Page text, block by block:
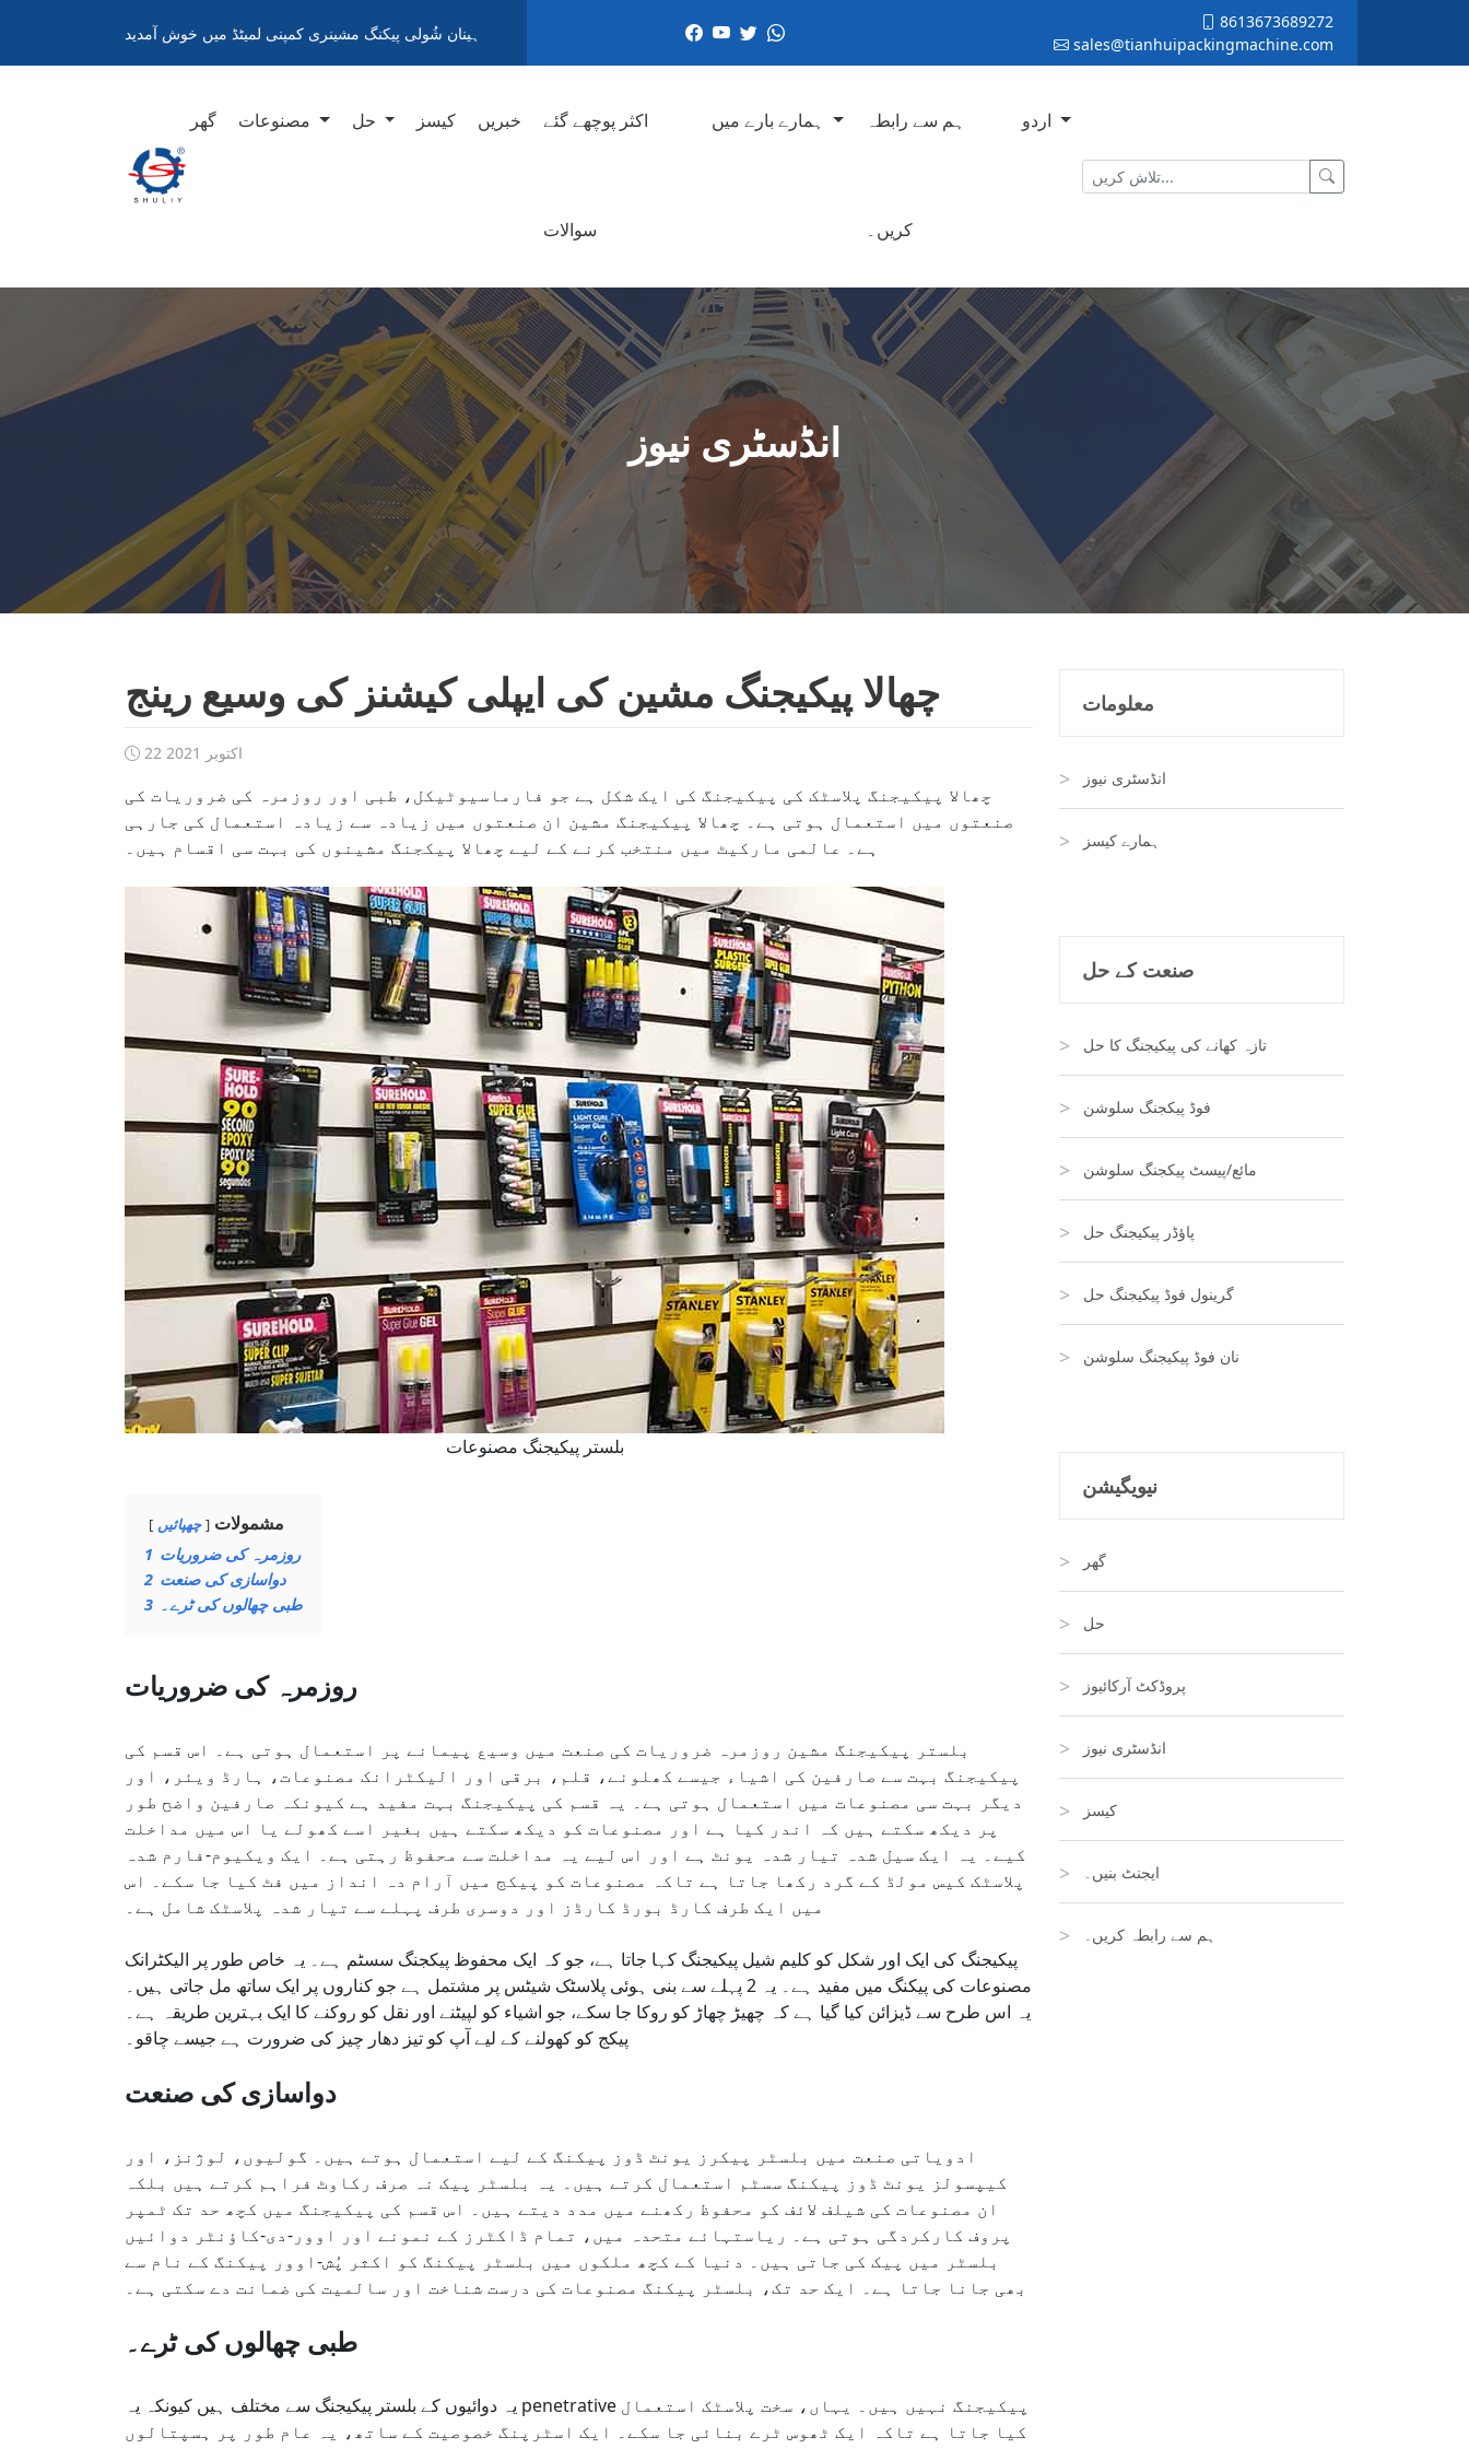
ہینان شُولی پیکنگ مشینری کمپنی لمیٹڈ میں خوش آمدید
8613673689272
sales@tianhuipackingmachine.com
گھر کیسز خبریں اکثر پوچھے گئے
سوالات
ہم سے رابطہ
کریں۔
اردو
انڈسٹری نیوز
چھالا پیکیجنگ مشین کی ایپلی کیشنز کی وسیع رینج
22 اکتوبر 2021
چھالا پیکیجنگ پلاسٹک کی پیکیجنگ کی ایک شکل ہے جو فارماسیوٹیکل، طبی اور روزمرہ کی ضروریات کی
صنعتوں میں استعمال ہوتی ہے۔ چھالا پیکیجنگ مشین ان صنعتوں میں زیادہ سے زیادہ استعمال کی جارہی
ہے۔ عالمی مارکیٹ میں منتخب کرنے کے لیے چھالا پیکجنگ مشینوں کی بہت سی اقسام ہیں۔
بلستر پیکیجنگ مصنوعات
مشمولات چھپائیں
1 روزمرہ کی ضروریات
2 دواسازی کی صنعت
3 طبی چھالوں کی ٹرے۔
روزمرہ کی ضروریات
بلستر پیکیجنگ مشین روزمرہ ضروریات کی صنعت میں وسیع پیمانے پر استعمال ہوتی ہے۔ اس قسم کی
پیکیجنگ بہت سے صارفین کی اشیاء جیسے کھلونے، قلم، برقی اور الیکٹرانک مصنوعات، ہارڈ ویئر، اور
دیگر بہت سی مصنوعات میں استعمال ہوتی ہے۔ یہ قسم کی پیکیجنگ بہت مفید ہے کیونکہ صارفین واضح طور
پر دیکھ سکتے ہیں کہ اندر کیا ہے اور مصنوعات کو دیکھ سکتے ہیں بغیر اسے کھولے یا اس میں مداخلت
کیے۔ یہ ایک سیل شدہ تیار شدہ یونٹ ہے اور اس لیے یہ مداخلت سے محفوظ رہتی ہے۔ ایک ویکیوم-فارم شدہ
پلاسٹک کیس مولڈ کے گرد رکھا جاتا ہے تاکہ مصنوعات کو پیکج میں آرام دہ انداز میں فٹ کیا جا سکے۔ اس
میں ایک طرف کارڈ بورڈ کارڈز اور دوسری طرف پہلے سے تیار شدہ پلاسٹک شامل ہے۔
پیکیجنگ کی ایک اور شکل کو کلیم شیل پیکیجنگ کہا جاتا ہے، جو کہ ایک محفوظ پیکجنگ سسٹم ہے۔ یہ خاص طور پر الیکٹرانک
مصنوعات کی پیکنگ میں مفید ہے۔ یہ 2 پہلے سے بنی ہوئی پلاسٹک شیٹس پر مشتمل ہے جو کناروں پر ایک ساتھ مل جاتی ہیں۔
یہ اس طرح سے ڈیزائن کیا گیا ہے کہ چھیڑ چھاڑ کو روکا جا سکے، جو اشیاء کو لپیٹنے اور نقل کو روکنے کا ایک بہترین طریقہ ہے۔
پیکج کو کھولنے کے لیے آپ کو تیز دھار چیز کی ضرورت ہے جیسے چاقو۔
دواسازی کی صنعت
ادویاتی صنعت میں بلسٹر پیکرز یونٹ ڈوز پیکنگ کے لیے استعمال ہوتے ہیں۔ گولیوں، لوژنز، اور
کیپسولز یونٹ ڈوز پیکنگ سسٹم استعمال کرتے ہیں۔ یہ بلسٹر پیک نہ صرف رکاوٹ فراہم کرتے ہیں بلکہ
ان مصنوعات کی شیلف لائف کو محفوظ رکھنے میں مدد دیتے ہیں۔ اس قسم کی پیکیجنگ میں کچھ حد تک ٹمپر
پروف کارکردگی ہوتی ہے۔ ریاستہائے متحدہ میں، تمام ڈاکٹرز کے نمونے اور اوور-دی-کاؤنٹر دوائیں
بلسٹر میں پیک کی جاتی ہیں۔ دنیا کے کچھ ملکوں میں بلسٹر پیکنگ کو اکثر پُش-اوور پیکنگ کے نام سے
بھی جانا جاتا ہے۔ ایک حد تک، بلسٹر پیکنگ مصنوعات کی درست شناخت اور سالمیت کی ضمانت دے سکتی ہے۔
طبی چھالوں کی ٹرے۔
یہ دوائیوں کے بلستر پیکیجنگ سے مختلف ہیں کیونکہ یہ penetrative پیکیجنگ نہیں ہیں۔ یہاں، سخت پلاسٹک استعمال
کیا جاتا ہے تاکہ ایک ٹھوس ٹرے بنائی جا سکے۔ ایک اسٹرپنگ خصوصیت کے ساتھ، یہ عام طور پر ہسپتالوں
معلومات
انڈسٹری نیوز
ہمارے کیسز
صنعت کے حل
تازہ کھانے کی پیکیجنگ کا حل
فوڈ پیکجنگ سلوشن
مائع/پیسٹ پیکجنگ سلوشن
پاؤڈر پیکیجنگ حل
گرینول فوڈ پیکیجنگ حل
نان فوڈ پیکیجنگ سلوشن
نیویگیشن
گھر
حل
پروڈکٹ آرکائیوز
انڈسٹری نیوز
کیسز
ایجنٹ بنیں۔
ہم سے رابطہ کریں۔